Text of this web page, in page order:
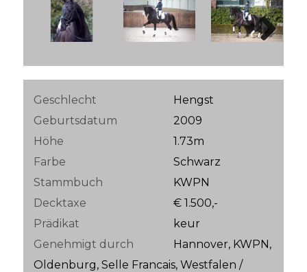
Next
Geschlecht
Hengst
Geburtsdatum
2009
Höhe
1.73m
Farbe
Schwarz
Stammbuch
KWPN
Decktaxe
€ 1.500,-
Prädikat
keur
Genehmigt durch
Hannover, KWPN,
Oldenburg, Selle Francais, Westfalen /